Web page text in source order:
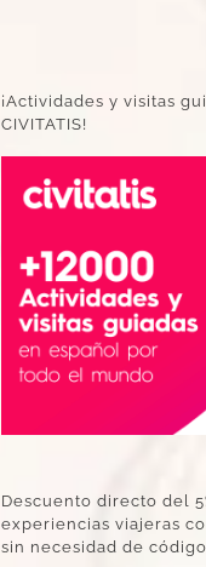
¡Actividades y visitas
CIVITATIS!
Descuento directo del
experiencias viajeras
sin necesidad de